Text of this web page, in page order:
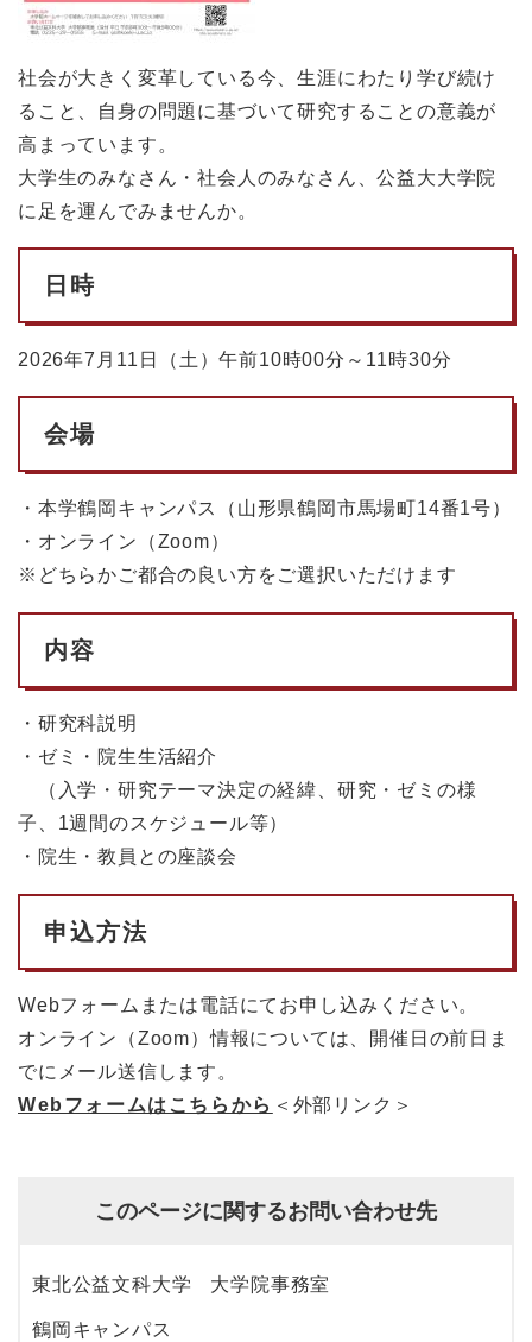
社会が大きく変革している今、生涯にわたり学び続け
ること、自身の問題に基づいて研究することの意義が
高まっています。
大学生のみなさん・社会人のみなさん、公益大大学院
に足を運んでみませんか。
日時
2026年7月11日（土）午前10時00分～11時30分
会場
・本学鶴岡キャンパス（山形県鶴岡市馬場町14番1号）
・オンライン（Zoom）
※どちらかご都合の良い方をご選択いただけます
内容
・研究科説明
・ゼミ・院生生活紹介
（入学・研究テーマ決定の経緯、研究・ゼミの様
子、1週間のスケジュール等）
・院生・教員との座談会
申込方法
Webフォームまたは電話にてお申し込みください。
オンライン（Zoom）情報については、開催日の前日ま
でにメール送信します。
Webフォームはこちらから ＜外部リンク＞
このページに関するお問い合わせ先
東北公益文科大学 大学院事務室
鶴岡キャンパス